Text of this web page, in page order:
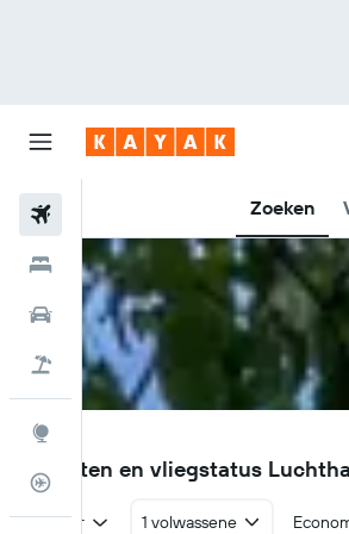
Zoeken
Hotels
Huurauto's
Pakketreizen
Vluchtstatus info
OAG
Vluchten en vliegstatus
Retour 1 volwassene